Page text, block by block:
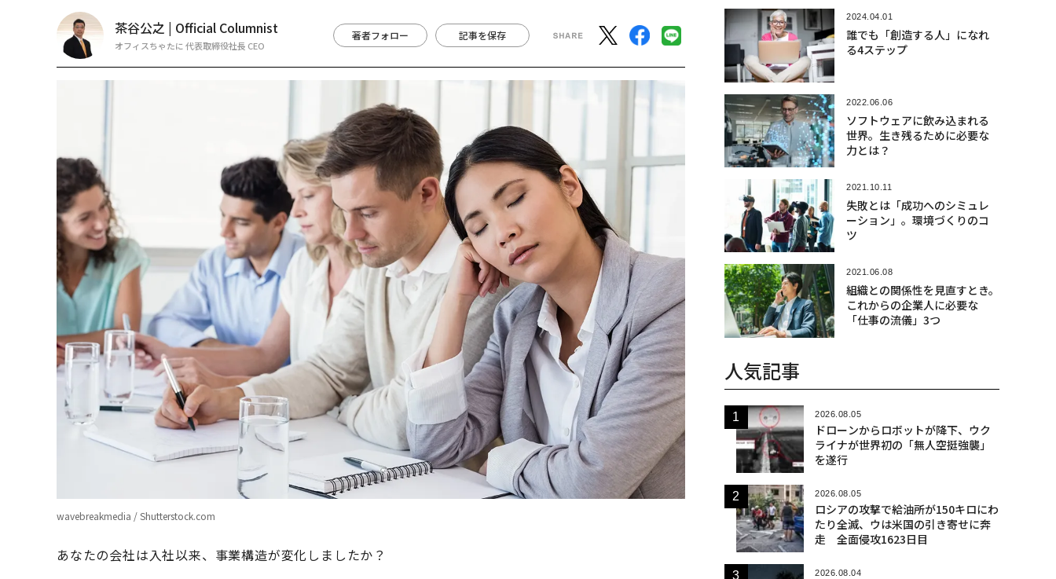
茶谷公之 | Official Columnist
オフィスちゃたに 代表取締役社長 CEO
著者フォロー 記事を保存
wavebreakmedia / Shutterstock.com
あなたの会社は入社以来、事業構造が変化しましたか？
2024.04.01
誰でも「創造する人」になれ
る4ステップ
2022.06.06
ソフトウェアに飲み込まれる
世界。生き残るために必要な
力とは？
2021.10.11
失敗とは「成功へのシミュレ
ーション」。環境づくりのコ
ツ
2021.06.08
組織との関係性を見直すとき。
これからの企業人に必要な
「仕事の流儀」3つ
人気記事
2026.08.05
ドローンからロボットが降下、ウク
ライナが世界初の「無人空挺強襲」
を遂行
2026.08.05
ロシアの攻撃で給油所が150キロにわ
たり全滅、ウは米国の引き寄せに奔
走 全面侵攻1623日目
2026.08.04